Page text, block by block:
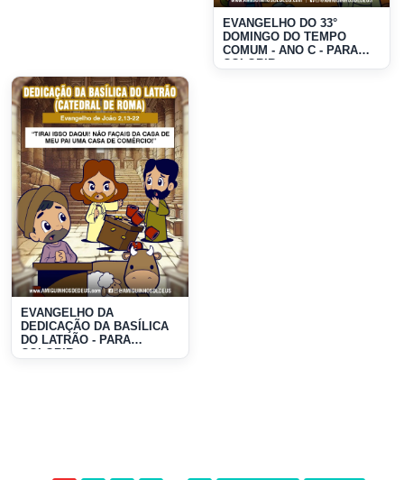
EVANGELHO DO 33°
DOMINGO DO TEMPO
COMUM - ANO C - PARA
COLORIR
EVANGELHO DA
DEDICAÇÃO DA BASÍLICA
DO LATRÃO - PARA
COLORIR